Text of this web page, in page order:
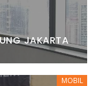
JAKARTA
MOBIL